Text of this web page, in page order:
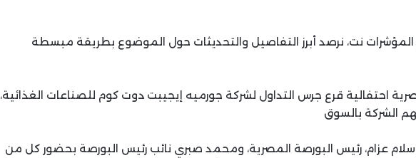
نت، نرصد أبرز التفاصيل والتحديثات حول الموضوع بطريقة مبسطة
احتفالية قرع جرس التداول لشركة جورميه إيجيبت دوت كوم للصناعات الغذائية،
الشركة بالسوق
عزام، رئيس البورصة المصرية، ومحمد صبري نائب رئيس البورصة بحضور كل من